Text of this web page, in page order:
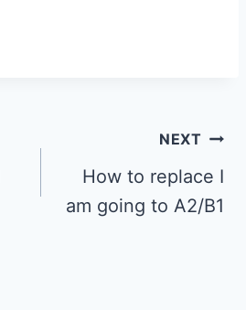
NEXT
How to replace I
am going to A2/B1